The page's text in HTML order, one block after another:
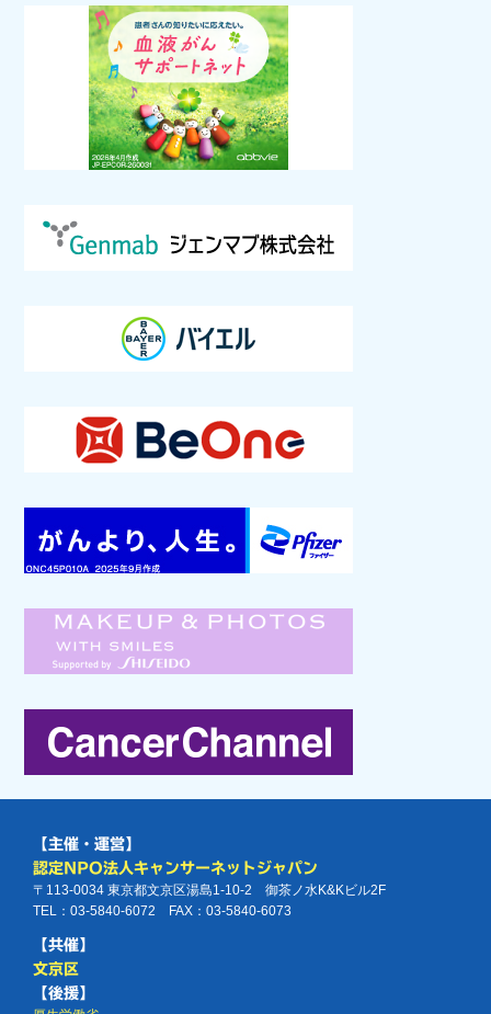
【主催・運営】
認定NPO法人キャンサーネットジャパン
〒113-0034 東京都文京区湯島1-10-2 御茶ノ水K&Kビル2F
TEL：03-5840-6072 FAX：03-5840-6073
【共催】
文京区
【後援】